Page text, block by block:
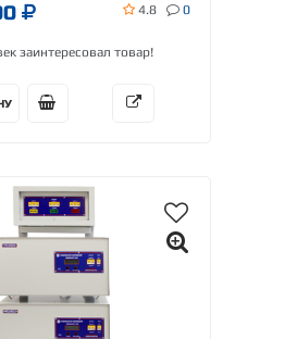
4.8 0
заинтересовал товар!